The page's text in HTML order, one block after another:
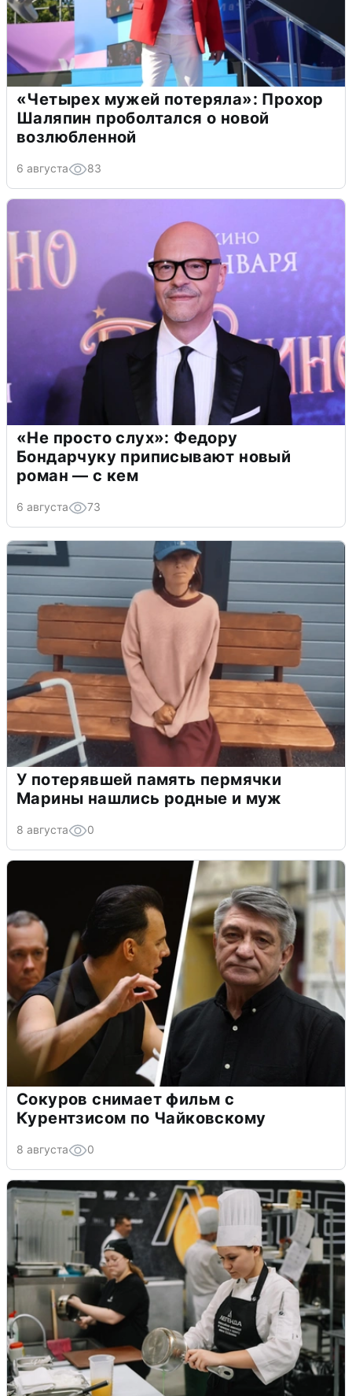
«Четырех мужей потеряла»: Прохор
Шаляпин проболтался о новой
возлюбленной
6 августа 83
«Не просто слух»: Федору
Бондарчуку приписывают новый
роман — с кем
6 августа 73
У потерявшей память пермячки
Марины нашлись родные и муж
8 августа 0
Сокуров снимает фильм с
Курентзисом по Чайковскому
8 августа 0